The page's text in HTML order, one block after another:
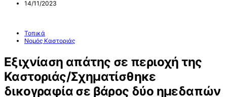
14/11/2023
Τοπικά
Νομός Καστοριάς
Εξιχνίαση απάτης σε περιοχή της
Καστοριάς/Σχηματίσθηκε
δικογραφία σε βάρος δύο ημεδαπών